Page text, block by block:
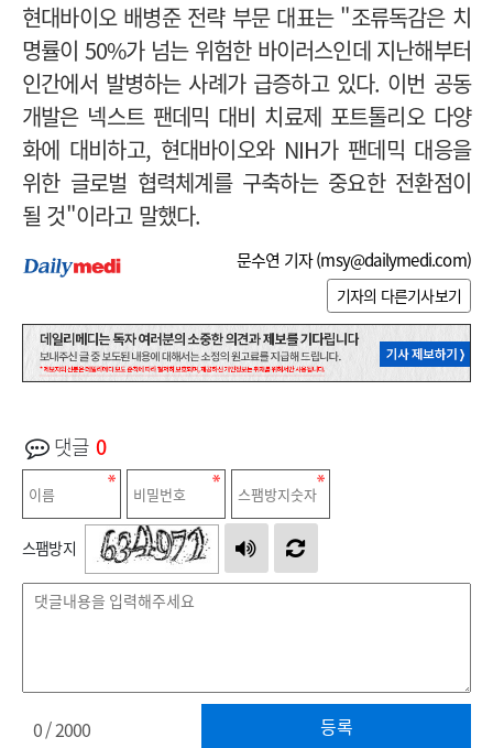
현대바이오 배병준 전략 부문 대표는 "조류독감은 치
명률이 50%가 넘는 위험한 바이러스인데 지난해부터
인간에서 발병하는 사례가 급증하고 있다. 이번 공동
개발은 넥스트 팬데믹 대비 치료제 포트톨리오 다양
화에 대비하고, 현대바이오와 NIH가 팬데믹 대응을
위한 글로벌 협력체계를 구축하는 중요한 전환점이
될 것"이라고 말했다.
문수연 기자 (msy@dailymedi.com)
기자의 다른기사보기
댓글 0
스팸방지
등록
0/ 2000